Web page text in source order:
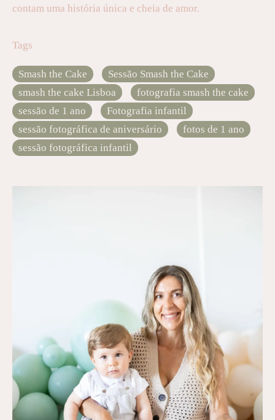
contam uma história única e cheia de amor.
Tags
Smash the Cake
Sessão Smash the Cake
smash the cake Lisboa
fotografia smash the cake
sessão de 1 ano
Fotografia infantil
sessão fotográfica de aniversário
fotos de 1 ano
sessão fotográfica infantil